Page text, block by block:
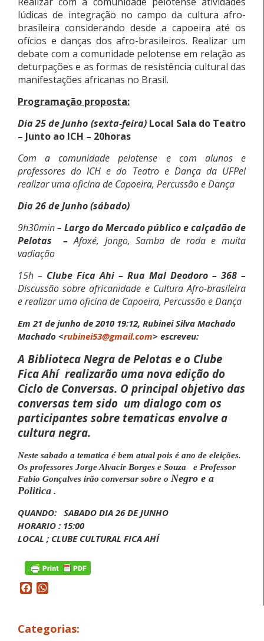
lúdicas de integração no campo da cultura afro-
brasileira considerando desde a capoeira até os
ofícios e danças dos afro-brasileiros. Realizar um
debate com a comunidade pelotense em relação as
deturpações e as formas de resistência cultural das
manifestações africanas no Brasil.
Programação proposta:
Dia 25 de Junho (sexta-feira) Local Sala do Teatro
– Junto ao ICH – 20horas
Com a comunidade pelotense e com alunos e
professores do ICH e do Teatro e Dança da UFPel
realizar uma oficina de Capoeira, Percussão e Dança
Dia 26 de Junho (sábado)
9h30min – Largo do Mercado público e calçadão de
Pelotas
–Afoxé, Jongo,Samba de roda e muita
vadiação
15h – Clube Fica Ahi – Rua Mal Deodoro – 368 –
Discussão sobre africanidade e Cultura Afro-brasileira
erealizar uma oficina de Capoeira, Percussão e Dança
Em 21 de junho de 2010 19:12, Rubinei Silva Machado
Machado <rubinei53@gmail.com> escreveu:
A Biblioteca Negra de Pelotas e o Clube
Fica Ahí realizarão uma nova edição do
Ciclo de Conversas. O principal objetivo das
conversas tem sido um dialogo com os
participantes sobre tematicas envolve a
cultura negra.
Neste sabado a tematica é bem atual pois é ano de eleições.
Os professores Jorge Alvacir Borges e Souza e Professor
Fabio Gonçalves irão conversar sobre o Negro e a
Politica .
QUANDO: SABADO DIA 26 DE JUNHO
HORARIO : 15:00
LOCAL ; CLUBE CULTURAL FICA AHÍ
Facebook
Categorias: